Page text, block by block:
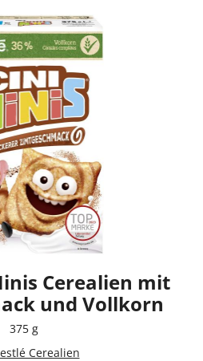
Cerealien mit
und Vollkorn
375 g
Cerealien